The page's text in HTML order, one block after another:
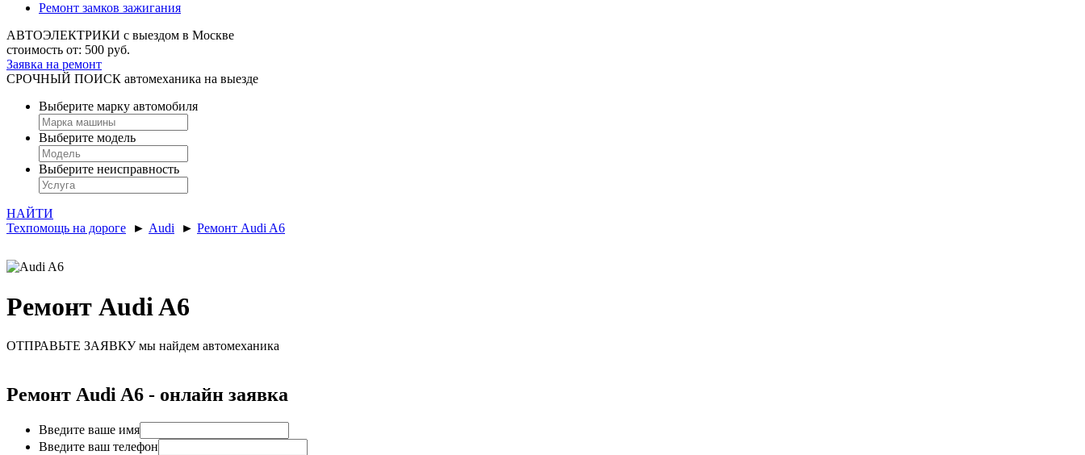
Ремонт замков зажигания
АВТОЭЛЕКТРИКИ с выездом в Москве
стоимость от: 500 руб.
Заявка на ремонт
СРОЧНЫЙ ПОИСК автомеханика на выезде
Выберите марку автомобиля
Выберите модель
Выберите неисправность
НАЙТИ
Техпомощь на дороге ► Audi ► Ремонт Audi A6
Ремонт Audi A6
ОТПРАВЬТЕ ЗАЯВКУ мы найдем автомеханика
Ремонт Audi A6 - онлайн заявка
Введите ваше имя
Введите ваш телефон